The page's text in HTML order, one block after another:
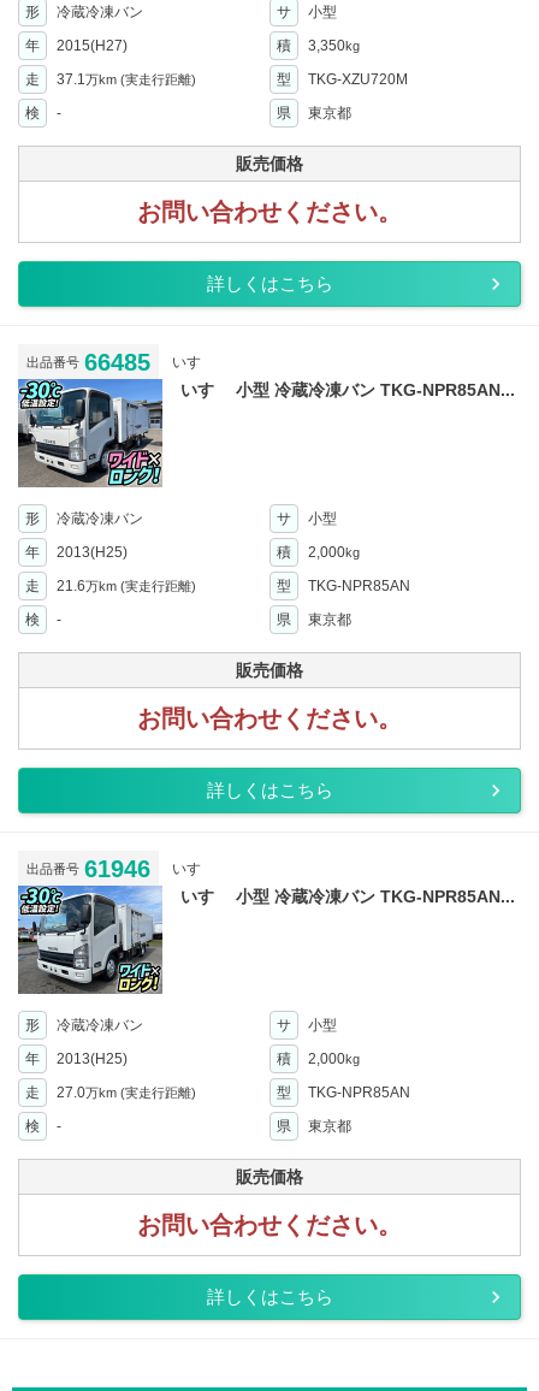
形 冷蔵冷凍バン サ
小型
年
2015(H27) 積 3,350kg
走 37.1万km (実走行距離) 型
TKG-XZU720M
検
- 県 東京都
販売価格
お問い合わせください。
詳しくはこちら
出品番号 66485 いすゞ
いすゞ 小型 冷蔵冷凍バン TKG-NPR85AN...
形 冷蔵冷凍バン サ
小型
年
2013(H25) 積 2,000kg
走 21.6万km (実走行距離) 型
TKG-NPR85AN
検
- 県 東京都
販売価格
お問い合わせください。
詳しくはこちら
出品番号 61946 いすゞ
いすゞ 小型 冷蔵冷凍バン TKG-NPR85AN...
形 冷蔵冷凍バン サ
小型
年
2013(H25) 積 2,000kg
走 27.0万km (実走行距離) 型
TKG-NPR85AN
検
- 県 東京都
販売価格
お問い合わせください。
詳しくはこちら